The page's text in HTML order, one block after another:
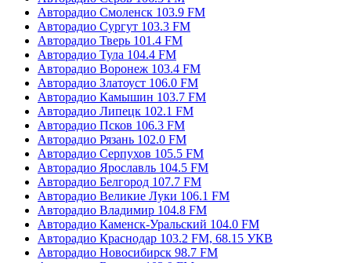
Авторадио Смоленск 103.9 FM
Авторадио Сургут 103.3 FM
Авторадио Тверь 101.4 FM
Авторадио Тула 104.4 FM
Авторадио Воронеж 103.4 FM
Авторадио Златоуст 106.0 FM
Авторадио Камышин 103.7 FM
Авторадио Липецк 102.1 FM
Авторадио Псков 106.3 FM
Авторадио Рязань 102.0 FM
Авторадио Серпухов 105.5 FM
Авторадио Ярославль 104.5 FM
Авторадио Белгород 107.7 FM
Авторадио Великие Луки 106.1 FM
Авторадио Владимир 104.8 FM
Авторадио Каменск-Уральский 104.0 FM
Авторадио Краснодар 103.2 FM, 68.15 УКВ
Авторадио Новосибирск 98.7 FM